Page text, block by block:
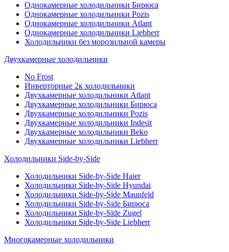
Однокамерные холодильники Бирюса
Однокамерные холодильники Pozis
Однокамерные холодильники Atlant
Однокамерные холодильники Liebherr
Холодильники без морозильной камеры
Двухкамерные холодильники
No Frost
Инверторные 2к холодильники
Двухкамерные холодильники Atlant
Двухкамерные холодильники Бирюса
Двухкамерные холодильники Pozis
Двухкамерные холодильники Indesit
Двухкамерные холодильники Beko
Двухкамерные холодильники Liebherr
Холодильники Side-by-Side
Холодильники Side-by-Side Haier
Холодильники Side-by-Side Hyundai
Холодильники Side-by-Side Maunfeld
Холодильники Side-by-Side Бирюса
Холодильники Side-by-Side Zugel
Холодильники Side-by-Side Liebherr
Многокамерные холодильники